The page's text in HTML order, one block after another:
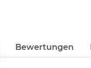
Bewertungen